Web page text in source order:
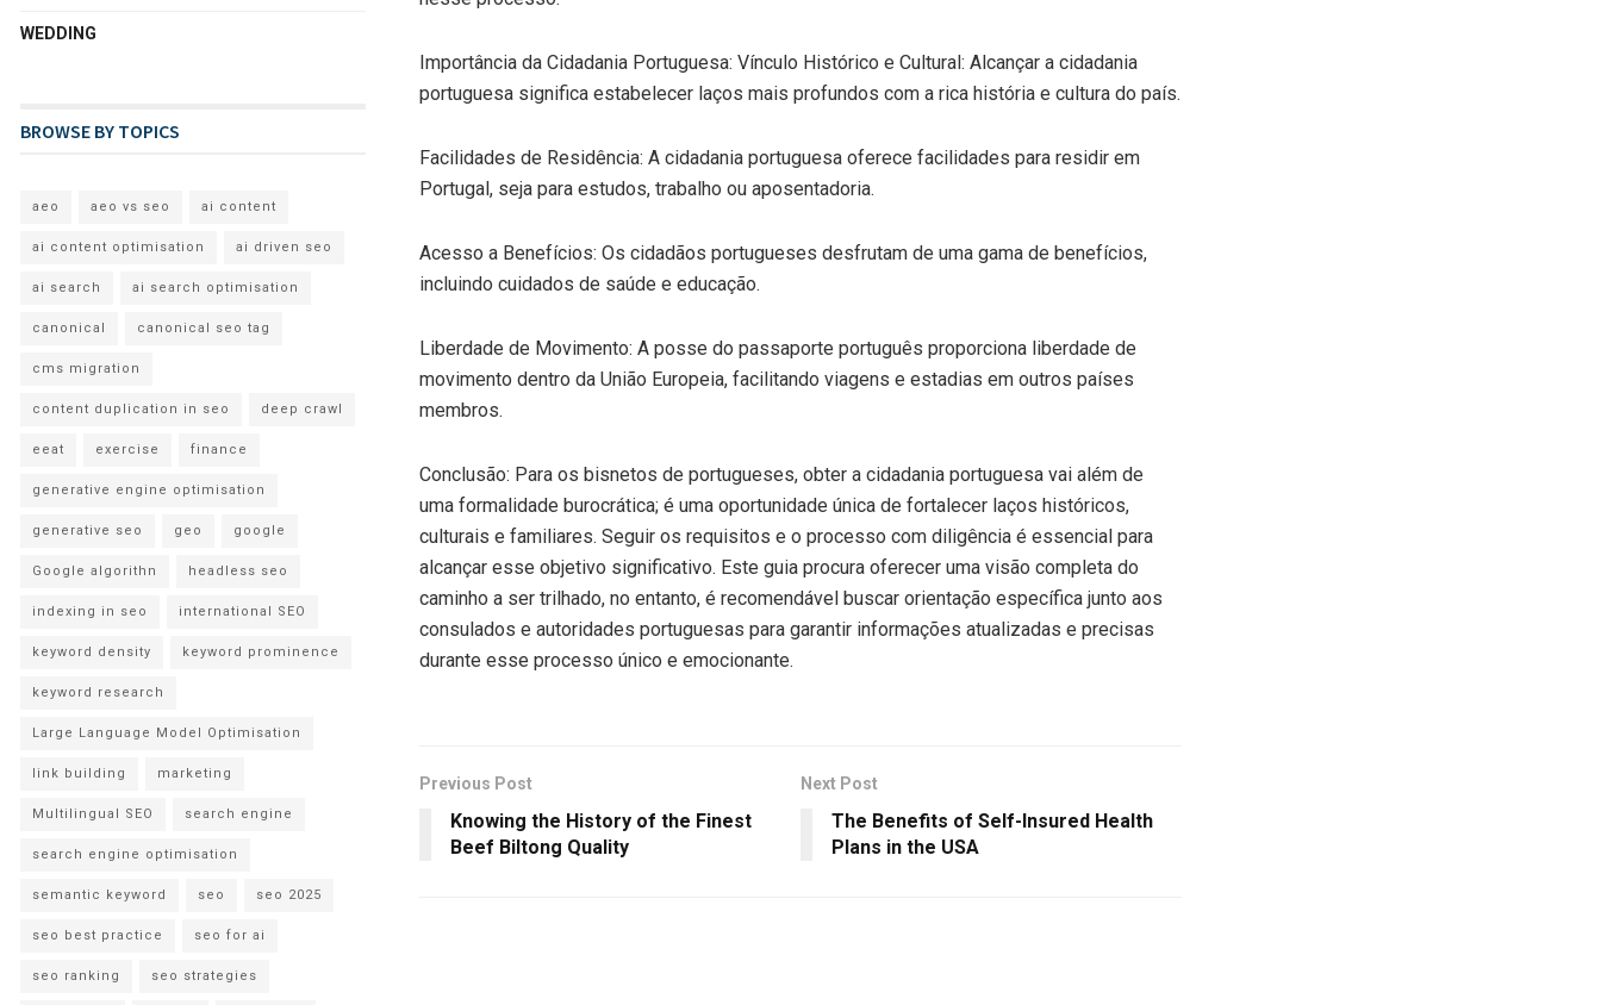
Importância da Cidadania Portuguesa: Vínculo Histórico e Cultural: Alcançar a cidadania
portuguesa significa estabelecer laços mais profundos com a rica história e cultura do país.
Facilidades de Residência: A cidadania portuguesa oferece facilidades para residir em
Portugal, seja para estudos, trabalho ou aposentadoria.
Acesso a Benefícios: Os cidadãos portugueses desfrutam de uma gama de benefícios,
incluindo cuidados de saúde e educação.
Liberdade de Movimento: A posse do passaporte português proporciona liberdade de
movimento dentro da União Europeia, facilitando viagens e estadias em outros países
membros.
Conclusão: Para os bisnetos de portugueses, obter a cidadania portuguesa vai além de
uma formalidade burocrática; é uma oportunidade única de fortalecer laços históricos,
culturais e familiares. Seguir os requisitos e o processo com diligência é essencial para
alcançar esse objetivo significativo. Este guia procura oferecer uma visão completa do
caminho a ser trilhado, no entanto, é recomendável buscar orientação específica junto aos
consulados e autoridades portuguesas para garantir informações atualizadas e precisas
durante esse processo único e emocionante.
Previous Post
Knowing the History of the Finest
Beef Biltong Quality
Next Post
The Benefits of Self-Insured Health
Plans in the USA
WEDDING
BROWSE BY TOPICS
aeo aeo vs seo ai content
ai content optimisation ai driven seo
ai search ai search optimisation
canonical canonical seo tag
cms migration
content duplication in seo deep crawl
eeat exercise finance
generative engine optimisation
generative seo geo google
Google algorithn headless seo
indexing in seo international SEO
keyword density keyword prominence
keyword research
Large Language Model Optimisation
link building marketing
Multilingual SEO search engine
search engine optimisation
semantic keyword seo seo 2025
seo best practice seo for ai
seo ranking seo strategies